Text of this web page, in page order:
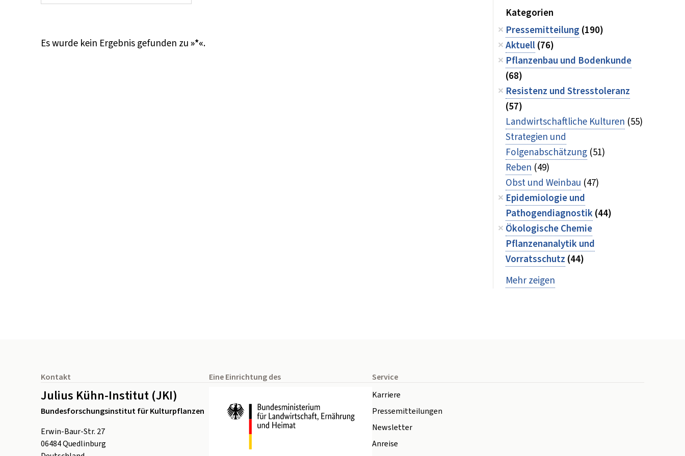
Es wurde kein Ergebnis gefunden zu»*«.
Kategorien
Pressemitteilung (190)
Aktuell(76)
Pflanzenbau und Bodenkunde
(68)
Resistenz und Stresstoleranz
(57)
Landwirtschaftliche Kulturen (55)
Strategien und
Folgenabschätzung (51)
Reben (49)
Obst und Weinbau (47)
Epidemiologie und
Pathogendiagnostik(44)
Ökologische Chemie
Pflanzenanalytik und
Vorratsschutz (44)
Mehr zeigen
Kontakt
Julius Kühn-Institut (JKI)
Bundesforschungsinstitut für Kulturpflanzen
Erwin-Baur-Str. 27
06484Quedlinburg
Eine Einrichtung des
Service
Karriere
Pressemitteilungen
Newsletter
Anreise